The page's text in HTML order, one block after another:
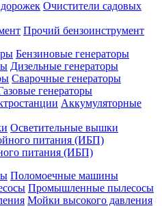
Очистители садовых
Прочий бензоинструмент
Бензиновые генераторы
Дизельные генераторы
Сварочные генераторы
генераторы
Аккумуляторные
Осветительные вышки
питания (ИБП)
Поломоечные машины
Промышленные пылесосы
Мойки высокого давления